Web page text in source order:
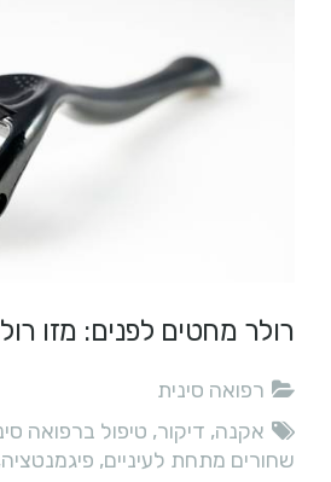
רולר מחטים לפנים: מזו
רפואה סינית
אקנה, דיקור, טיפול ברפואה
שחורים מתחת לעיניים, פיגמנטציה